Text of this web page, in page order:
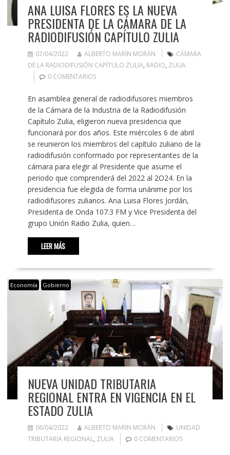
ANA LUISA FLORES ES LA NUEVA
PRESIDENTA DE LA CÁMARA DE LA
RADIODIFUSIÓN CAPÍTULO ZULIA
07/04/2022 ALBERTO MARÍN MORÁN
CÁMARA
DE LA RADIODIFUSIÓN CAPÍTULO ZULIA, RADIO, ZULIA
0 COMENTARIOS
En asamblea general de radiodifusores miembros
de la Cámara de la Industria de la Radiodifusión
Capítulo Zulia, eligieron nueva presidencia que
funcionará por dos años. Este miércoles 6 de abril
se reunieron los miembros del capítulo zuliano de la
radiodifusión conformado por representantes de la
cámara para elegir al Presidente que asume el
periodo que comprenderá del 2022 al 2O24. En la
presidencia fue elegida de forma unánime por los
radiodifusores zulianos. Ana Luisa Flores Jordán,
Presidenta de Onda 107.3 FM y Vice Presidenta del
grupo Unión Radio Zulia, quien…
LEER MÁS
Economía Gobierno
NUEVA UNIDAD TRIBUTARIA
REGIONAL ENTRA EN VIGENCIA EN EL
ESTADO ZULIA
06/04/2022 ALBERTO MARÍN MORÁN
UNIDAD
TRIBUTARIA REGIONAL, ZULIA 0 COMENTARIOS